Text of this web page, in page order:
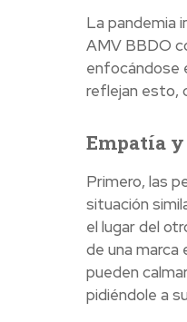
La pandemia
AMV BBDO
enfocándose
reflejan esto,
Empatía
Primero, las
situación
el lugar del
de una
pueden
pidiéndole a